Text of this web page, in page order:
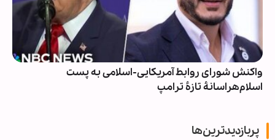
واکنش شورای روابط آمریکایی-اسلامی به پست
اسلام‌هراسانۀ تازۀ ترامپ
پربازدیدترین‌ها